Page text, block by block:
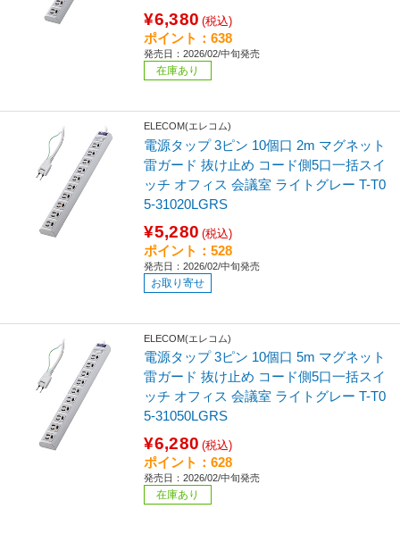
¥6,380 (税込)
ポイント：638
発売日：2026/02/中旬発売
在庫あり
ELECOM(エレコム)
電源タップ 3ピン 10個口 2m マグネット
雷ガード 抜け止め コード側5口一括スイ
ッチ オフィス 会議室 ライトグレー T-T0
5-31020LGRS
¥5,280 (税込)
ポイント：528
発売日：2026/02/中旬発売
お取り寄せ
ELECOM(エレコム)
電源タップ 3ピン 10個口 5m マグネット
雷ガード 抜け止め コード側5口一括スイ
ッチ オフィス 会議室 ライトグレー T-T0
5-31050LGRS
¥6,280 (税込)
ポイント：628
発売日：2026/02/中旬発売
在庫あり